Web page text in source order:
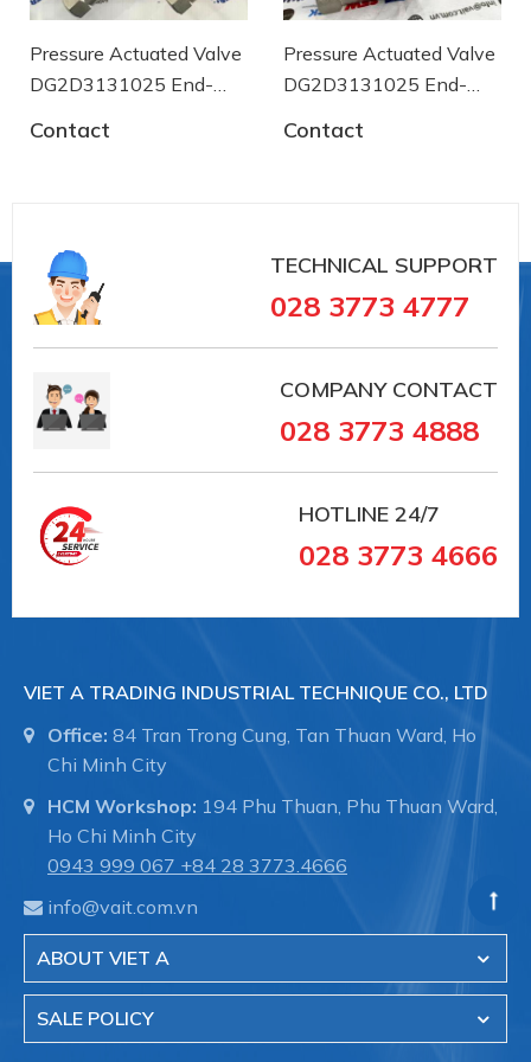
Việt Á là đại diện uỷ quyền quyền phân phối Van
END-Armaturen GmbH & Co.KG (Đức).
Cam kết cung cấp hàng chất lượng chính hãng,
cầu tối ưu hóa chi phí và tiến độ thay thế của
- Sản phẩm nhập khẩu chính hãng, mới 100%.
- Tư vấn đầy đủ chính xác về yêu cầu kỹ thuật.
Để biết thêm thông tin và tiện trao đổi chi tiết các
sản phẩm của chúng tôi, vui lòng liên hệ.
Địa chỉ: 84 Trần Trọng Cung, Phường Tân Thuận
Đông, Quận 7, TP. HCM
Pressure Actuated Valve
DG2D3131025 End-
Contact
Pressure Actuated Valve
DG2D3131025 End-
Contact
TECHNICAL SUPPORT
028 3773 4777
COMPANY CONTACT
028 3773 4888
HOTLINE 24/7
028 3773 4666
VIET A TRADING INDUSTRIAL TECHNIQUE CO., LTD
Office: 84 Tran Trong Cung, Tan Thuan Ward, Ho
Chi Minh City
HCM Workshop: 194 Phu Thuan, Phu Thuan Ward,
Ho Chi Minh City
0943 999 067 +84 28 3773.4666
info@vait.com.vn
ABOUT VIET A
SALE POLICY